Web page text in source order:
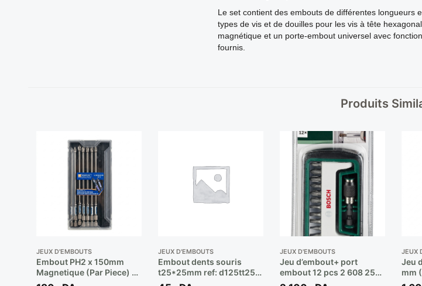
Le set contient des embouts de différentes longueurs
types de vis et de douilles pour les vis à tête
magnétique et un porte-embout universel avec
fournis.
Produits
JEUX D'EMBOUTS
Embout PH2 x 150mm
Magnetique (Par Piece) **
TOPFINE
JEUX D'EMBOUTS
Embout dents souris
t25*25mm ref: d125tt25a
** JONNESWAY
JEUX D'EMBOUTS
Jeu d’embout+ port
embout 12 pcs 2 608 255
994 ** BOSCH
JEUX
Jeu
mm
042